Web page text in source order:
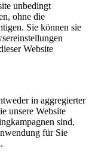
unbedingt
ohne die
Sie können sie
Website
in aggregierter
unsere Website
sind,
für Sie